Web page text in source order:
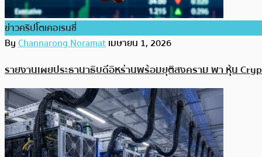
ข่าวคริปโตเคอเรนซี่
ByChannarong Noramatเมษายน 1, 2026
รายงานเผยประธานาธิบดีอิหร่านพร้อมยุติสงคราม พา หุ้น